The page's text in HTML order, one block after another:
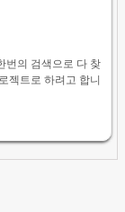
번의 검색으로 다 찾
젝트로 하려고 합니